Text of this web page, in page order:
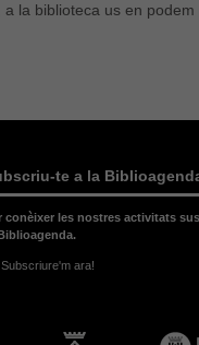
la biblioteca us en
te a la
conèixer les nostres activitats
Subscriure'm ara!